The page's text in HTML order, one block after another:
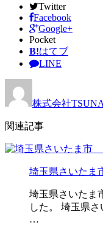
Twitter
Facebook
Google+
Pocket
B!はてブ
LINE
株式会社
関連記事
埼玉県さいた
埼玉県さいたま
した。 埼玉県
…